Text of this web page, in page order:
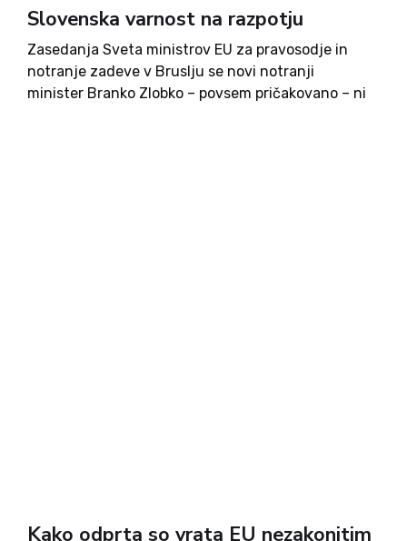
Slovenska varnost na razpotju
Zasedanja Sveta ministrov EU za pravosodje in
notranje zadeve v Bruslju se novi notranji
minister Branko Zlobko – povsem pričakovano – ni
Kako odprta so vrata EU nezakonitim